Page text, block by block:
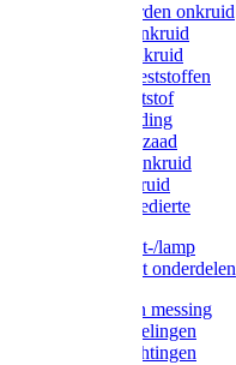
Protect Garden onkruid
Diversen onkruid
Solabiol onkruid
Solabiol meststoffen
Pokon meststof
Pokon voeding
Pokon graszaad
Roundup onkruid
Pokon onkruid
Pokon ongedierte
Vliegenkast-/lamp
Vliegenkast onderdelen
Zuigkorven messing
Geka koppelingen
Geka afdichtingen